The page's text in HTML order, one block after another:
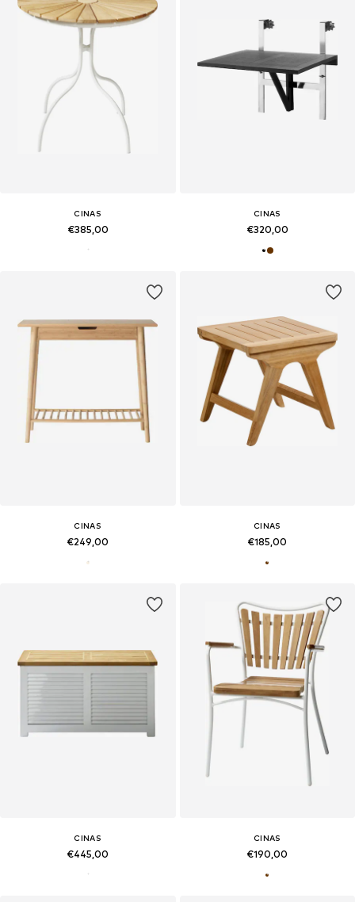
CINAS
€385,00
CINAS
€320,00
CINAS
€249,00
CINAS
€185,00
CINAS
€445,00
CINAS
€190,00